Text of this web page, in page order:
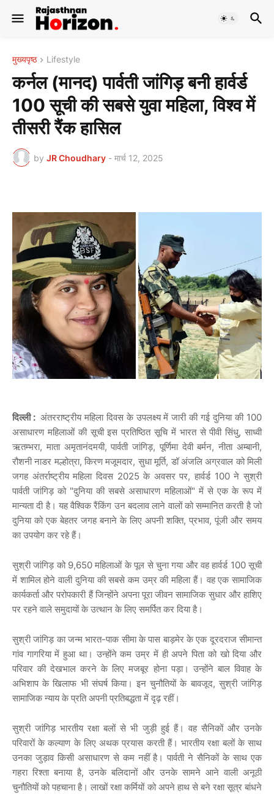
मुख्यपृष्ठ Lifestyle
कर्नल (मानद) पार्वती जांगिड़ बनी हार्वर्ड
100 सूची की सबसे युवा महिला, विश्व में
तीसरी रैंक हासिल
by JR Choudhary - मार्च 12, 2025
दिल्ली : अंतरराष्ट्रीय महिला दिवस के उपलक्ष्य में जारी की गई दुनिया की 100
असाधारण महिलाओं की सूची इस प्रतिष्ठित सूचि में भारत से पीवी सिंधु, साध्वी
ऋतम्भरा, माता अमृतानंदमयी, पार्वती जांगिड़, पूर्णिमा देवी बर्मन, नीता अम्बानी,
रौशनी नाडर मल्होत्रा, किरण मजूमदार, सुधा मूर्ति, डॉ अंजलि अग्रवाल को मिली
जगह अंतर्राष्ट्रीय महिला दिवस 2025 के अवसर पर, हार्वर्ड 100 ने सुश्री
पार्वती जांगिड़ को "दुनिया की सबसे असाधारण महिलाओं" में से एक के रूप में
मान्यता दी है। यह वैश्विक रैंकिंग उन बदलाव लाने वालों को सम्मानित करती है जो
दुनिया को एक बेहतर जगह बनाने के लिए अपनी शक्ति, प्रभाव, पूंजी और समय
का उपयोग कर रहे हैं।
सुश्री जांगिड़ को 9,650 महिलाओं के पूल से चुना गया और वह हार्वर्ड 100 सूची
में शामिल होने वाली दुनिया की सबसे कम उम्र की महिला हैं। वह एक सामाजिक
कार्यकर्ता और परोपकारी हैं जिन्होंने अपना पूरा जीवन सामाजिक सुधार और हाशिए
पर रहने वाले समुदायों के उत्थान के लिए समर्पित कर दिया है।
सुश्री जांगिड़ का जन्म भारत-पाक सीमा के पास बाड़मेर के एक दूरदराज सीमान्त
गांव गागरिया में हुआ था। उन्होंने कम उम्र में ही अपने पिता को खो दिया और
परिवार की देखभाल करने के लिए मजबूर होना पड़ा। उन्होंने बाल विवाह के
अभिशाप के खिलाफ भी संघर्ष किया। इन चुनौतियों के बावजूद, सुश्री जांगिड़
सामाजिक न्याय के प्रति अपनी प्रतिबद्धता में दृढ़ रहीं।
सुश्री जांगिड़ भारतीय रक्षा बलों से भी जुड़ी हुई हैं। वह सैनिकों और उनके
परिवारों के कल्याण के लिए अथक प्रयास करती हैं। भारतीय रक्षा बलों के साथ
उनका जुड़ाव किसी असाधारण से कम नहीं है। पार्वती ने सैनिकों के साथ एक
गहरा रिश्ता बनाया है, उनके बलिदानों और उनके सामने आने वाली अनूठी
चुनौतियों को पहचाना है। लाखों रक्षा कर्मियों को अपने हाथ से बने रक्षा सूत्र बांधने